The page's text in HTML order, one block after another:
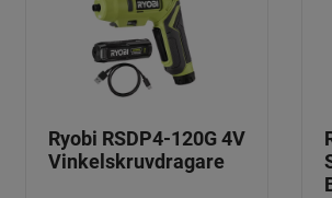
Ryobi RSDP4-120G 4V
Vinkelskruvdragare